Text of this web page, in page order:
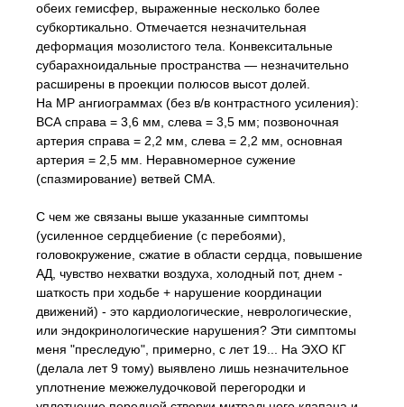
обеих гемисфер, выраженные несколько более
субкортикально. Отмечается незначительная
деформация мозолистого тела. Конвекситальные
субарахноидальные пространства — незначительно
расширены в проекции полюсов высот долей.
На МР ангиограммах (без в/в контрастного усиления):
ВСА справа = 3,6 мм, слева = 3,5 мм; позвоночная
артерия справа = 2,2 мм, слева = 2,2 мм, основная
артерия = 2,5 мм. Неравномерное сужение
(спазмирование) ветвей СМА.
С чем же связаны выше указанные симптомы
(усиленное сердцебиение (с перебоями),
головокружение, сжатие в области сердца, повышение
АД, чувство нехватки воздуха, холодный пот, днем -
шаткость при ходьбе + нарушение координации
движений) - это кардиологические, неврологические,
или эндокринологические нарушения? Эти симптомы
меня "преследую", примерно, с лет 19... На ЭХО КГ
(делала лет 9 тому) выявлено лишь незначительное
уплотнение межжелудочковой перегородки и